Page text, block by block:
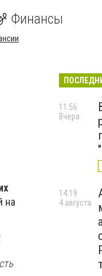
Финансы
на
11:56
Вчера
14:19
4 августа